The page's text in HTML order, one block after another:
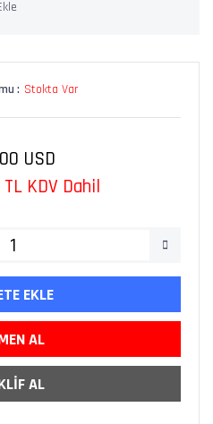
: Stokta Var
USD
KDV Dahil
EKLE
AL
AL